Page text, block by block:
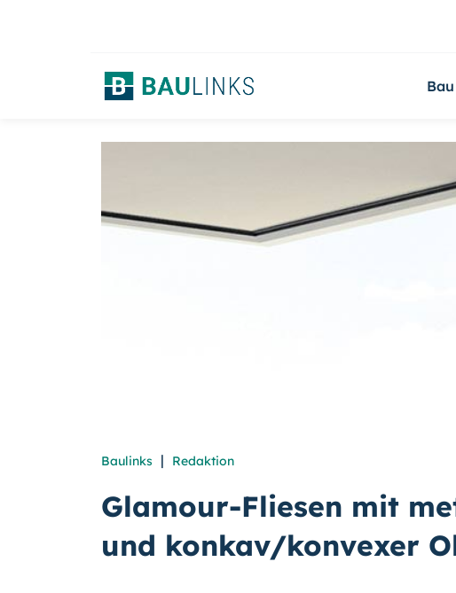
Bau
Baulinks | Redaktion
Glamour-Fliesen mit
und konkav/konvexer